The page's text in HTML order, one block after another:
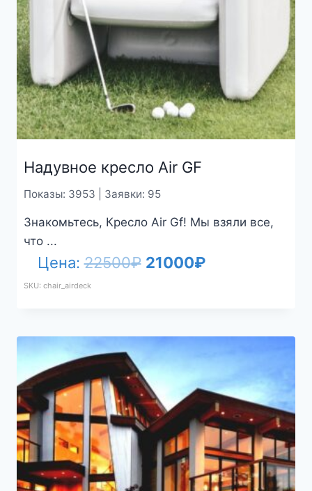
Надувное кресло Air GF
Показы: 3953 | Заявки: 95
Знакомьтесь, Кресло Air Gf! Мы взяли все,
что ...
Цена:22500₽ Первоначальная
22500₽.
21000₽Текущая
SKU: chair_airdeck